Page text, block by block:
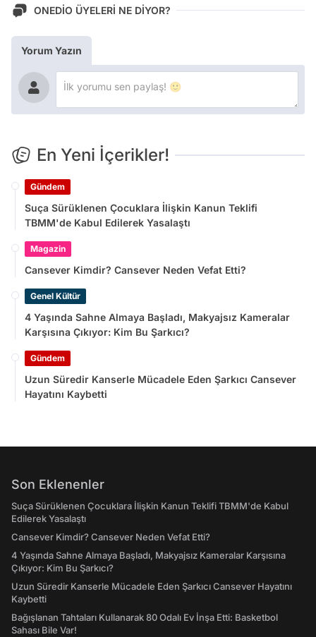
ONEDİO ÜYELERİ NE DİYOR?
Yorum Yazın
En Yeni İçerikler!
Gündem
Suça Sürüklenen Çocuklara İlişkin Kanun Teklifi
TBMM'de Kabul Edilerek Yasalaştı
Magazin
Cansever Kimdir? Cansever Neden Vefat Etti?
Genel Kültür
4 Yaşında Sahne Almaya Başladı, Makyajsız Kameralar
Karşısına Çıkıyor: Kim Bu Şarkıcı?
Gündem
Uzun Süredir Kanserle Mücadele Eden Şarkıcı Cansever
Hayatını Kaybetti
Son Eklenenler
Suça Sürüklenen Çocuklara İlişkin Kanun Teklifi TBMM'de Kabul
Edilerek Yasalaştı
Cansever Kimdir? Cansever Neden Vefat Etti?
4 Yaşında Sahne Almaya Başladı, Makyajsız Kameralar Karşısına
Çıkıyor: Kim Bu Şarkıcı?
Uzun Süredir Kanserle Mücadele Eden Şarkıcı Cansever Hayatını
Kaybetti
Bağışlanan Tahtaları Kullanarak 80 Odalı Ev İnşa Etti: Basketbol
Sahası Bile Var!